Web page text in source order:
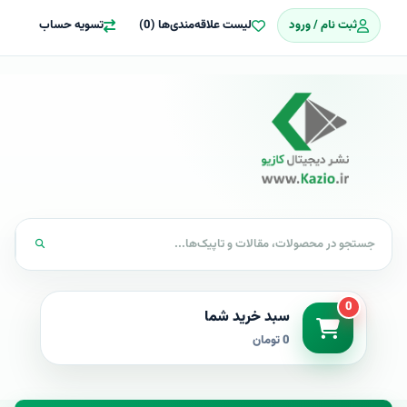
ثبت نام / ورود لیست علاقه‌مندی‌ها (0) تسویه حساب
0 سبد خرید شما
0 تومان